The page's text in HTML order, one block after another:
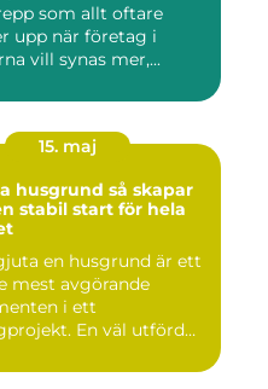
som allt oftare
upp när företag i
vill synas mer,...
15. maj
så skapar
stabil start för hela
en husgrund är ett
mest avgörande
i ett
En väl utförd